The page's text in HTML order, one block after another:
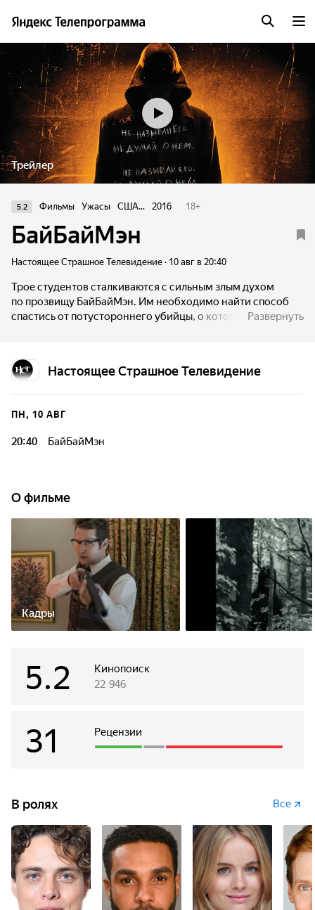
Трейлер
5.2 Фильмы Ужасы США... 2016 18+
БайБайМэн
Настоящее Страшное Телевидение · 10 авг в 20:40
Трое студентов сталкиваются с сильным злым духом
по прозвищу БайБайМэн. Им необходимо найти способ
спастись от потустороннего убийцы, о котором нельзя
Развернуть
Настоящее Страшное Телевидение
ПН, 10 АВГ
20:40 БайБайМэн
О фильме
Кадры
Кинопоиск
5.2 22 946
Рецензии
31
В ролях Все